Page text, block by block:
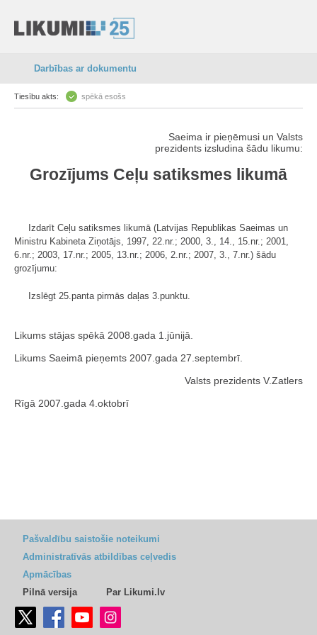
Darbības ar dokumentu
Tiesību akts: spēkā esošs
Saeima ir pieņēmusi un Valsts
prezidents izsludina šādu likumu:
Grozījums Ceļu satiksmes likumā
Izdarīt Ceļu satiksmes likumā (Latvijas Republikas Saeimas un
Ministru Kabineta Ziņotājs, 1997, 22.nr.; 2000, 3., 14., 15.nr.; 2001,
6.nr.; 2003, 17.nr.; 2005, 13.nr.; 2006, 2.nr.; 2007, 3., 7.nr.) šādu
grozījumu:
Izslēgt 25.panta pirmās daļas 3.punktu.
Likums stājas spēkā 2008.gada 1.jūnijā.
Likums Saeimā pieņemts 2007.gada 27.septembrī.
Valsts prezidents V.Zatlers
Rīgā 2007.gada 4.oktobrī
Pašvaldību saistošie noteikumi
Administratīvās atbildības ceļvedis
Apmācības
Pilnā versija
Par Likumi.lv